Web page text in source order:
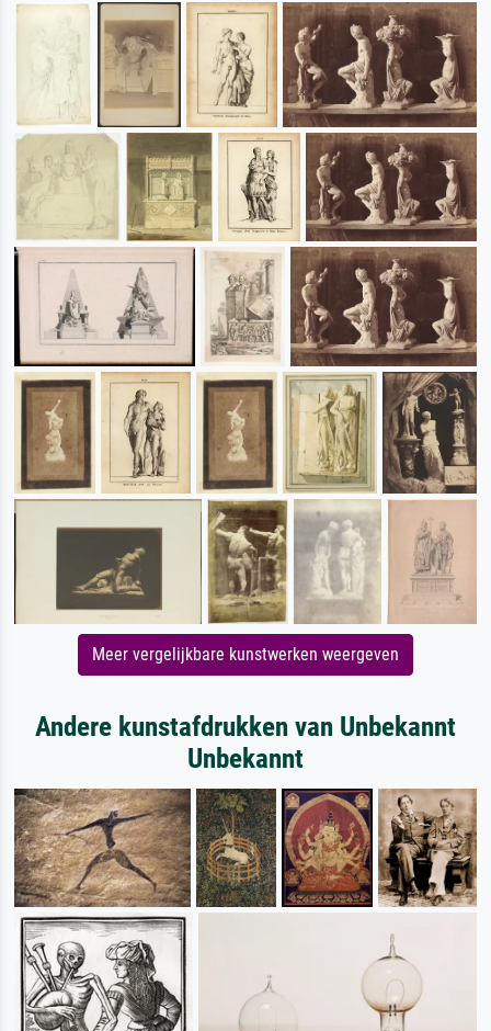
Meer vergelijkbare kunstwerken weergeven
Andere kunstafdrukken van Unbekannt
Unbekannt